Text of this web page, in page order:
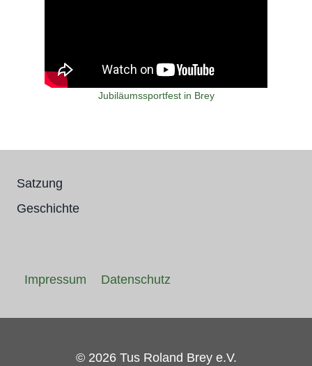
Jubiläumssportfest in Brey
Satzung
Geschichte
Impressum Datenschutz
© 2026 Tus Roland Brey e.V.